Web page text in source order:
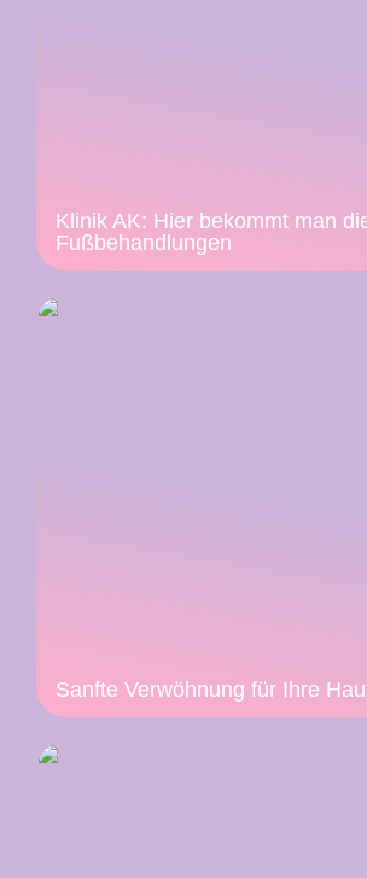
Klinik AK: Hier bekommt man
Fußbehandlungen
Sanfte Verwöhnung für Ihre